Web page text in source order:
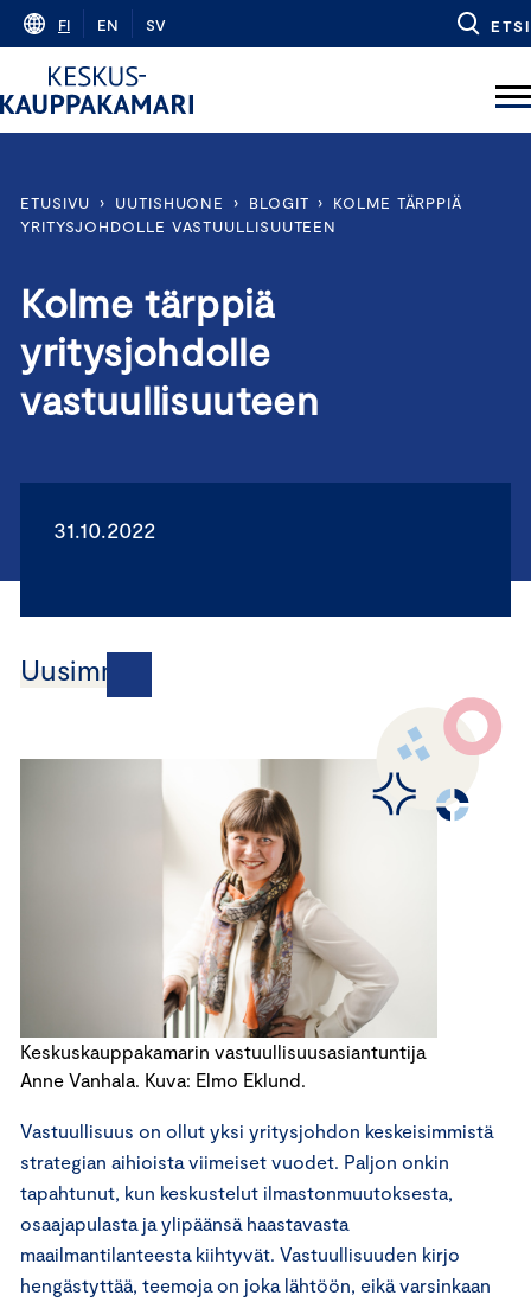
Skip
content
FI EN SV ETSI
ETUSIVU › UUTISHUONE › BLOGIT ›
KOLME TÄRPPIÄ
YRITYSJOHDOLLE VASTUULLISUUTEEN
Kolme tärppiä
yritysjohdolle
vastuullisuuteen
31.10.2022
Uusimmat
Keskuskauppakamarin vastuullisuusasiantuntija
Anne Vanhala. Kuva: Elmo Eklund.
Vastuullisuus on ollut yksi yritysjohdon keskeisimmistä
strategian aihioista viimeiset vuodet. Paljon onkin
tapahtunut, kun keskustelut ilmastonmuutoksesta,
osaajapulasta ja ylipäänsä haastavasta
maailmantilanteesta kiihtyvät. Vastuullisuuden kirjo
hengästyttää, teemoja on joka lähtöön, eikä varsinkaan